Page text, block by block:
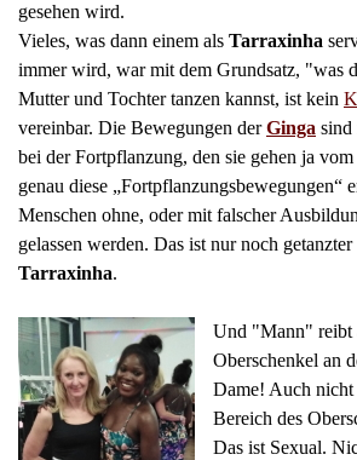
gesehen wird.
Vieles, was dann einem als Tarraxinha
immer wird, war mit dem Grundsatz, "was
Mutter und Tochter tanzen kannst, ist kein
vereinbar. Die Bewegungen derGinga sind
bei der Fortpflanzung, den sie gehen ja
genau diese „Fortpflanzungsbewegungen“
Menschen ohne, oder mit falscher
gelassen werden. Das ist nur noch
Tarraxinha.
Und "Mann" reibt
Oberschenkel an
Dame! Auch nicht
Bereich des
Das ist Sexual.